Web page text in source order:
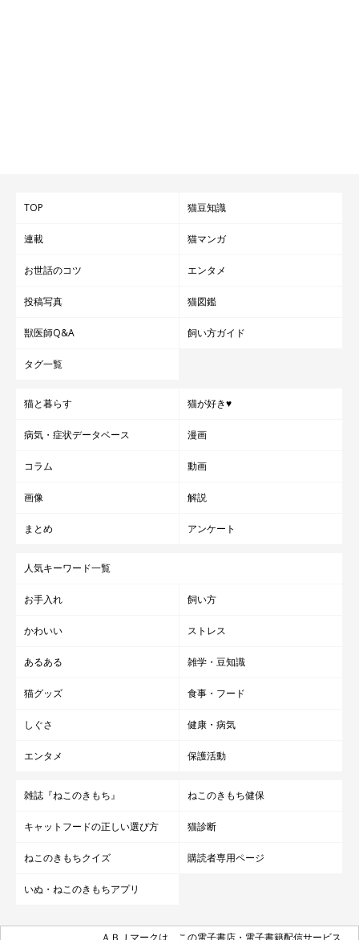
TOP 猫豆知識
連載 猫マンガ
お世話のコツ エンタメ
投稿写真 猫図鑑
獣医師Q&A 飼い方ガイド
タグ一覧
猫と暮らす 猫が好き♥
病気・症状データベース 漫画
コラム 動画
画像 解説
まとめ アンケート
人気キーワード一覧
お手入れ 飼い方
かわいい ストレス
あるある 雑学・豆知識
猫グッズ 食事・フード
しぐさ 健康・病気
エンタメ 保護活動
雑誌『ねこのきもち』 ねこのきもち健保
キャットフードの正しい選び方 猫診断
ねこのきもちクイズ 購読者専用ページ
いぬ・ねこのきもちアプリ
ＡＢＪマークは、この電子書店・電子書籍配信サービス